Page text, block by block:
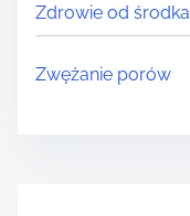
Zdrowie od środka
Zwężanie porów